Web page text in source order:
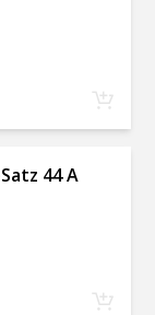
44 A